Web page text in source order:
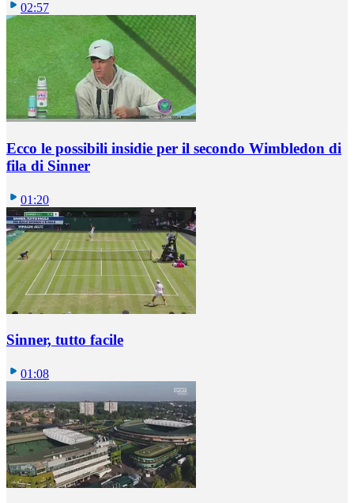
02:57
Ecco le possibili insidie per il secondo Wimbledon di
fila di Sinner
01:20
Sinner, tutto facile
01:08